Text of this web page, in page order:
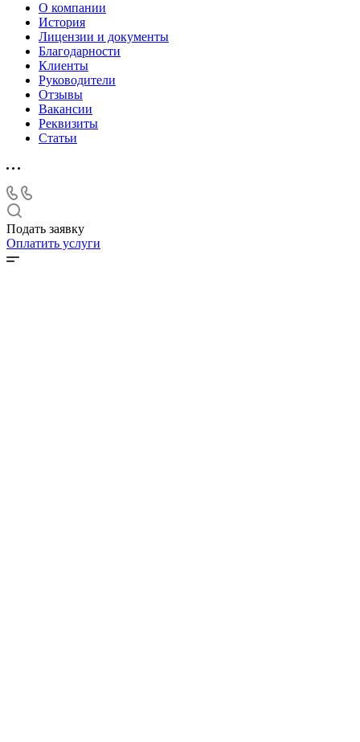
О компании
История
Лицензии и документы
Благодарности
Клиенты
Руководители
Отзывы
Вакансии
Реквизиты
Статьи
Подать заявку
Оплатить услуги